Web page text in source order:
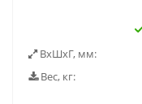
ВxШxГ, мм:
Вес, кг: